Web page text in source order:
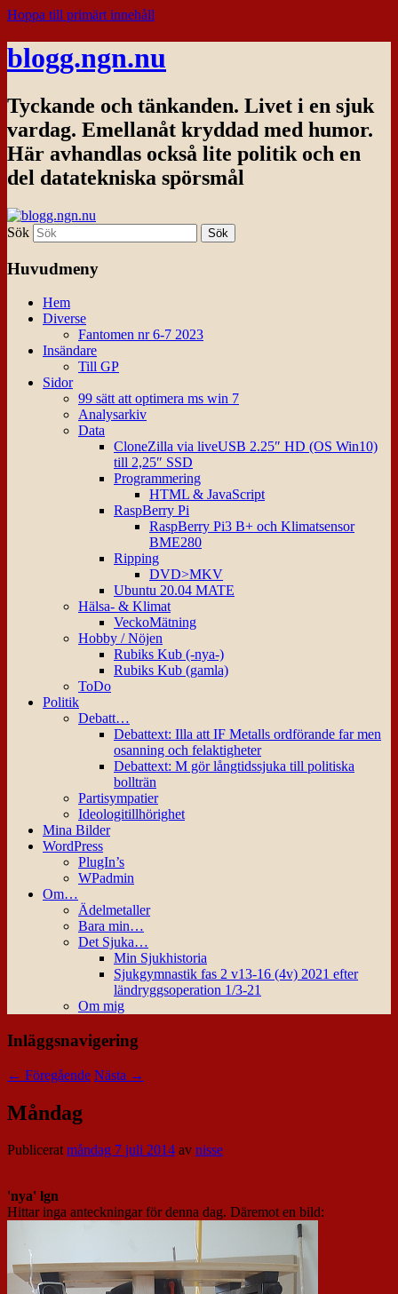
Hoppa till primärt innehåll
blogg.ngn.nu
Tyckande och tänkanden. Livet i en sjuk
vardag. Emellanåt kryddad med humor.
Här avhandlas också lite politik och en
del datatekniska spörsmål
Sök
Huvudmeny
Hem
Diverse
Fantomen nr 6-7 2023
Insändare
Till GP
Sidor
99 sätt att optimera ms win 7
Analysarkiv
Data
CloneZilla via liveUSB 2.25″ HD (OS Win10)
till 2,25″ SSD
Programmering
HTML & JavaScript
RaspBerry Pi
RaspBerry Pi3 B+ och Klimatsensor
BME280
Ripping
DVD>MKV
Ubuntu 20.04 MATE
Hälsa- & Klimat
VeckoMätning
Hobby / Nöjen
Rubiks Kub (-nya-)
Rubiks Kub (gamla)
ToDo
Politik
Debatt…
Debattext: Illa att IF Metalls ordförande far men
osanning och felaktigheter
Debattext: M gör långtidssjuka till politiska
bollträn
Partisympatier
Ideologitillhörighet
Mina Bilder
WordPress
PlugIn’s
WPadmin
Om…
Ädelmetaller
Bara min…
Det Sjuka…
Min Sjukhistoria
Sjukgymnastik fas 2 v13-16 (4v) 2021 efter
ländryggsoperation 1/3-21
Om mig
Inläggsnavigering
← Föregående Nästa →
Måndag
Publiceratmåndag 7 juli 2014 av nisse
'nya' lgn
Hittar inga anteckningar för denna dag. Däremot en bild: